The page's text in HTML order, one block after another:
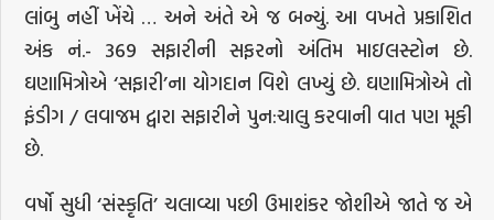
લાંબુ નહીં ખેંચે … અને અંતે એ જ બન્યું. આ વખતે પ્રકાશિત
અંક નં.- 369 સફારીની સફરનો અંતિમ માઇલસ્ટોન છે.
ઘણામિત્રોએ ‘સફારી’ના યોગદાન વિશે લખ્યું છે. ઘણામિત્રોએ તો
ફંડીગ / લવાજમ દ્વારા સફારીને પુન:ચાલુ કરવાની વાત પણ મૂકી
છે.
વર્ષો સુધી ‘સંસ્કૃતિ’ ચલાવ્યા પછી ઉમાશંકર જોશીએ જાતે જ એ